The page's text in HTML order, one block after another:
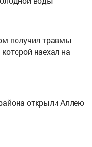
получил травмы
наехал на
открыли Аллею